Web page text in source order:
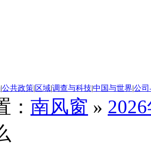
|公共政策|区域|调查与科技|中国与世界|公
： 南风窗 »